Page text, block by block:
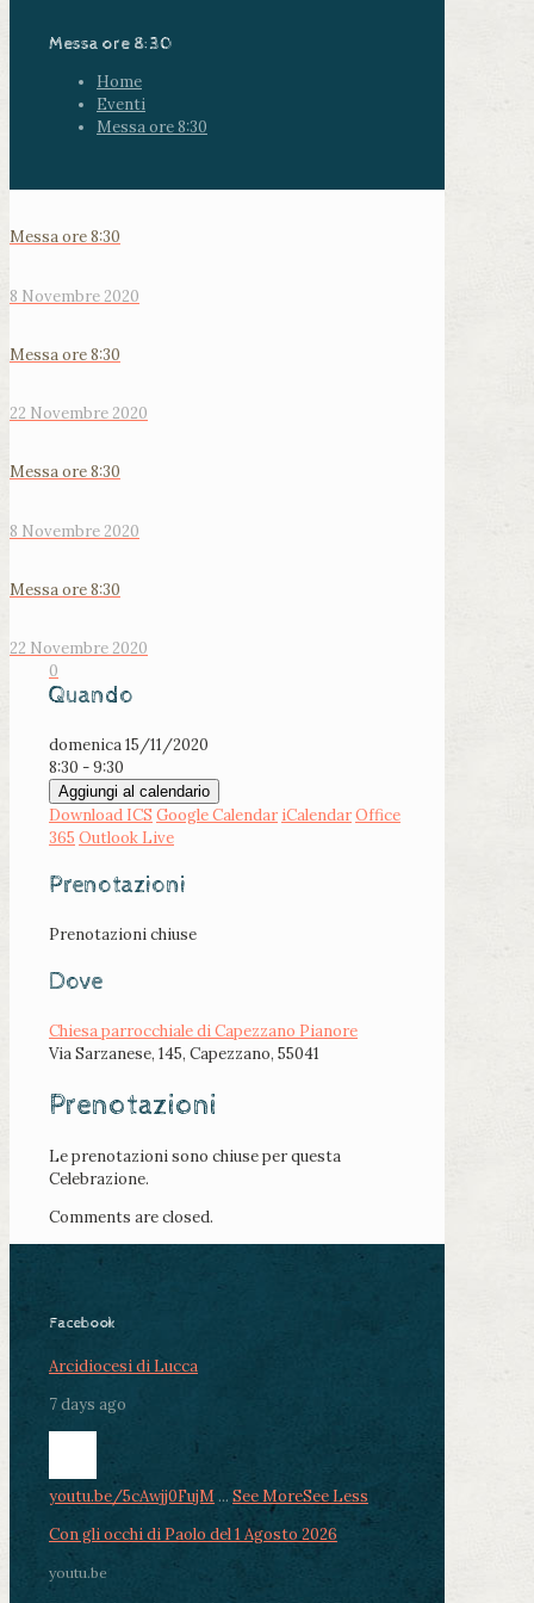
Messa ore 8:30
Home
Eventi
Messa ore 8:30
Messa ore 8:30
8 Novembre 2020
Messa ore 8:30
22 Novembre 2020
Messa ore 8:30
8 Novembre 2020
Messa ore 8:30
22 Novembre 2020
0
Quando
domenica 15/11/2020
8:30 - 9:30
Aggiungi al calendario
Download ICS Google Calendar iCalendarOffice
365 Outlook Live
Prenotazioni
Prenotazioni chiuse
Dove
Chiesa parrocchiale di Capezzano Pianore
Via Sarzanese, 145, Capezzano, 55041
Prenotazioni
Le prenotazioni sono chiuse per questa
Celebrazione.
Comments are closed.
Facebook
Arcidiocesi di Lucca
7 days ago
youtu.be/5cAwjj0FujM ... See MoreSee Less
Con gli occhi di Paolo del 1 Agosto 2026
youtu.be